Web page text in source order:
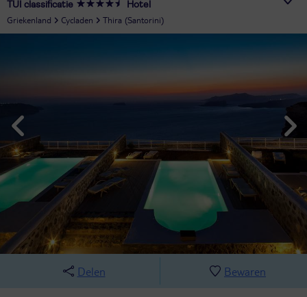
TUI classificatie Hotel
Griekenland Cycladen Thira (Santorini)
Delen Bewaren